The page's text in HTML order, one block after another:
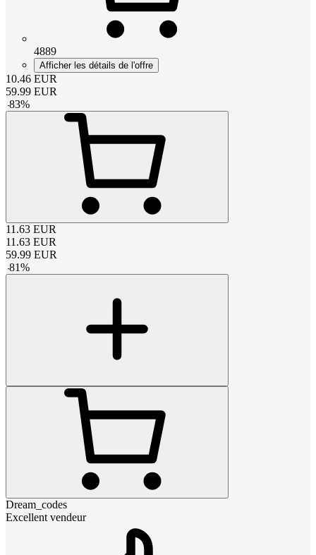
4889
Afficher les détails de l'offre
10.46 EUR
59.99 EUR
-83%
11.63 EUR
11.63 EUR
59.99 EUR
-81%
Dream_codes
Excellent vendeur